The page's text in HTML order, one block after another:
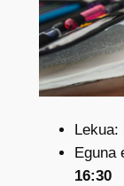
Lekua:
Eguna
16:30